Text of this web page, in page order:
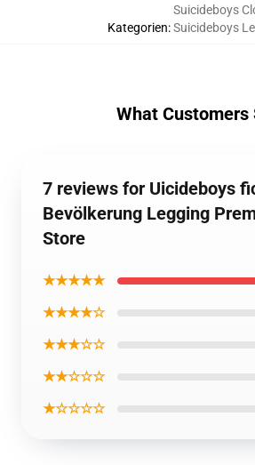
Kategorien:
Suicideboys
Suicideboys
What Customers
7 reviews for Uicideboys
Bevölkerung Legging
Store
★★★★★
★★★★☆
★★★☆☆
★★☆☆☆
★☆☆☆☆